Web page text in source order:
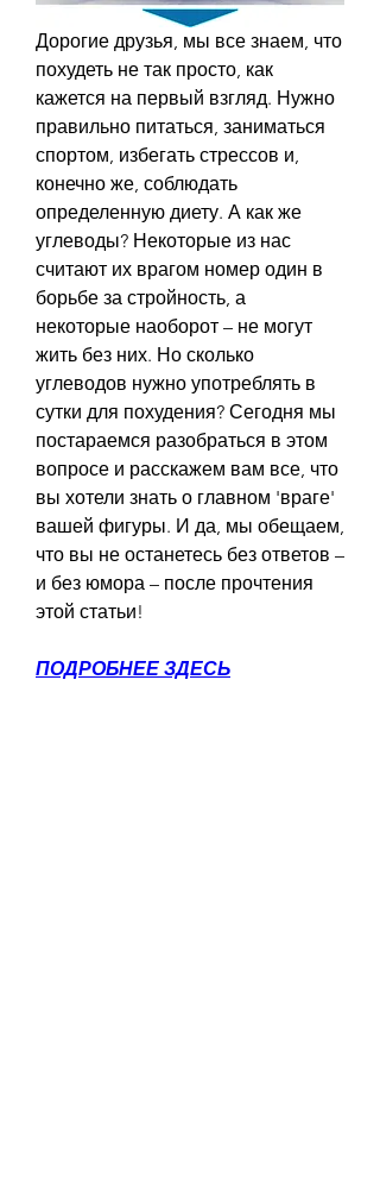
Дорогие друзья, мы все знаем, что
похудеть не так просто, как
кажется на первый взгляд. Нужно
правильно питаться, заниматься
спортом, избегать стрессов и,
конечно же, соблюдать
определенную диету. А как же
углеводы? Некоторые из нас
считают их врагом номер один в
борьбе за стройность, а
некоторые наоборот – не могут
жить без них. Но сколько
углеводов нужно употреблять в
сутки для похудения? Сегодня мы
постараемся разобраться в этом
вопросе и расскажем вам все, что
вы хотели знать о главном 'враге'
вашей фигуры. И да, мы обещаем,
что вы не останетесь без ответов –
и без юмора – после прочтения
этой статьи!
ПОДРОБНЕЕ ЗДЕСЬ